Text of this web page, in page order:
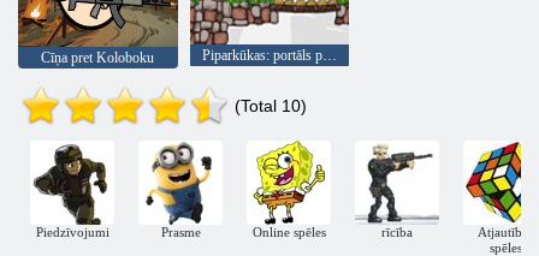
Cīņa pret Koloboku Piparkūkas: portāls piedzīvojumu
(Total 10)
Piedzīvojumi Prasme Online spēles rīcība
Atjautības
spēles